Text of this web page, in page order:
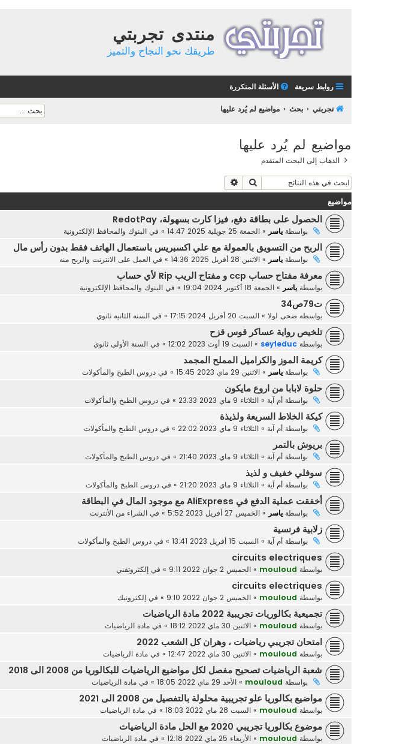
منتدى تجربتي
طريقك نحو النجاح والتميز
روابط سريعة الأسئلة المتكررة
تجربتي بحث مواضيع لم يُرد عليها
مواضيع لم يُرد عليها
الذهاب إلى البحث المتقدم
بحث
مواضيع
الحصول على بطاقة دفع، فيزا كارت بسهولة، RedotPay
بواسطة ياسر » الجمعة 25 جويلية 2025 14:47 » في البنوك والمحافظ الإلكترونية
الربح من التسويق بالعمولة مع علي اكسبريس باستعمال الهاتف فقط بدون رأس مال
بواسطة ياسر » الاثنين 28 أفريل 2025 14:36 » في العمل على الانترنت والربح منه
معرفة مفتاح حساب ccp و مفتاح الريب Rip لأي حساب
بواسطة ياسر » الجمعة 18 أكتوبر 2024 19:04 » في البنوك والمحافظ الإلكترونية
ت79ص34
بواسطة ضحى لولا » السبت 20 أفريل 2024 17:15 » في السنة الثانية ثانوي
تلخيص رواية عساكر قوس قزح
بواسطة seyfeduc
» السبت 19 أوت 2023 12:02 » في السنة الأولى ثانوي
كريمة الموز والكراميل المملح المجمد
بواسطة ياسر » الاثنين 29 ماي 2023 15:45 » في دروس الطبخ والمأكولات
حلوة لابابا من اروع مايكون
بواسطة أم آية » الثلاثاء 9 ماي 2023 23:33 » في دروس الطبخ والمأكولات
كيكة الخلاط السريعة ولذيذة
بواسطة أم آية » الثلاثاء 9 ماي 2023 22:02 » في دروس الطبخ والمأكولات
بريوش بالتمر
بواسطة أم آية » الثلاثاء 9 ماي 2023 21:40 » في دروس الطبخ والمأكولات
سوفلي خفيف و لذيذ
بواسطة أم آية » الثلاثاء 9 ماي 2023 21:20 » في دروس الطبخ والمأكولات
أخفقت عملية الدفع في AliExpress مع موجود المال في البطاقة
بواسطة ياسر » الخميس 27 أفريل 2023 5:52 » في الشراء من الأنترنت
زلابية فرنسية
بواسطة أم آية » السبت 15 أفريل 2023 13:41 » في دروس الطبخ والمأكولات
circuits electriques
بواسطة mouloud
» الخميس 2 جوان 2022 9:11 » في إلكتروتقني
circuits electriques
بواسطة mouloud
» الخميس 2 جوان 2022 9:10 » في إلكترونيك
تجميعية بكالوريات تجريبية 2022 مادة الرياضيات
بواسطة mouloud
» الاثنين 30 ماي 2022 18:12 » في مادة الرياضيات
امتحان تجريبي رياضيات ، وهران كل الشعب 2022
بواسطة mouloud
» الاثنين 30 ماي 2022 12:47 » في مادة الرياضيات
شعبة الرياضيات تصحيح مفصل لكل مواضيع الرياضيات للبكالوريا من 2008 الى 2018
بواسطة mouloud
» الأحد 29 ماي 2022 18:05 » في مادة الرياضيات
مواضيع بكالوريا علو تجريبية محلولة بالتفصيل من 2008 الى 2021
بواسطة mouloud
» السبت 28 ماي 2022 18:03 » في مادة الرياضيات
موضوع بكالوريا تجريبي 2020 مع الحل مادة الرياضيات
بواسطة mouloud
» الأربعاء 25 ماي 2022 12:18 » في مادة الرياضيات